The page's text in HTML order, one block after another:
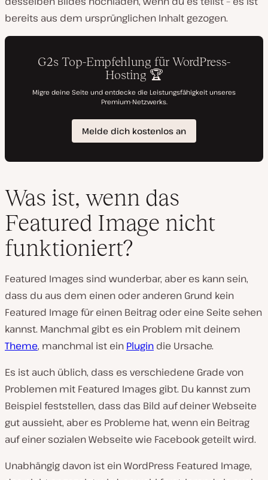
bereits aus dem ursprünglichen Inhalt gezogen.
Was ist, wenn das
Featured Image nicht
funktioniert?
Featured Images sind wunderbar, aber es kann sein,
dass du aus dem einen oder anderen Grund kein
Featured Image für einen Beitrag oder eine Seite sehen
kannst. Manchmal gibt es ein Problem mit deinem
Theme, manchmal ist ein Plugin die Ursache.
Es ist auch üblich, dass es verschiedene Grade von
Problemen mit Featured Images gibt. Du kannst zum
Beispiel feststellen, dass das Bild auf deiner Webseite
gut aussieht, aber es Probleme hat, wenn ein Beitrag
auf einer sozialen Webseite wie Facebook geteilt wird.
Unabhängig davon ist ein WordPress Featured Image,